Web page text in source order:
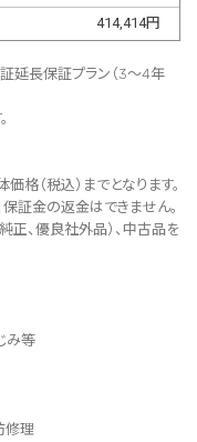
414,414円
証延長保証プラン（3～4年
格（税込）までとなります。
証金の返金はできません。
正、優良社外品）、中古品を
み等
修理